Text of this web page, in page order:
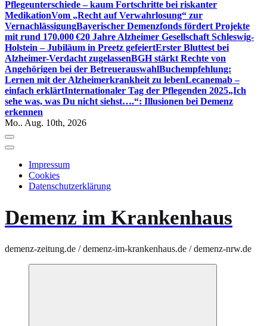
Pflegeunterschiede – kaum Fortschritte bei riskanter
MedikationVom „Recht auf Verwahrlosung“ zur
VernachlässigungBayerischer Demenzfonds fördert Projekte
mit rund 170.000 €20 Jahre Alzheimer Gesellschaft Schleswig-
Holstein – Jubiläum in Preetz gefeiertErster Bluttest bei
Alzheimer-Verdacht zugelassenBGH stärkt Rechte von
Angehörigen bei der BetreuerauswahlBuchempfehlung:
Lernen mit der Alzheimerkrankheit zu lebenLecanemab –
einfach erklärtInternationaler Tag der Pflegenden 2025„Ich
sehe was, was Du nicht siehst….“: Illusionen bei Demenz
erkennen
Mo.. Aug. 10th, 2026
Impressum
Cookies
Datenschutzerklärung
Demenz im Krankenhaus
demenz-zeitung.de / demenz-im-krankenhaus.de / demenz-nrw.de